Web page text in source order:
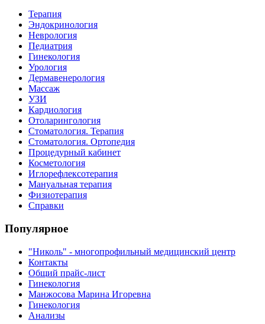
Терапия
Эндокринология
Неврология
Педиатрия
Гинекология
Урология
Дермавенерология
Массаж
УЗИ
Кардиология
Отоларингология
Стоматология. Терапия
Стоматология. Ортопедия
Процедурный кабинет
Косметология
Иглорефлексотерапия
Мануальная терапия
Физиотерапия
Справки
Популярное
"Николь" - многопрофильный медицинский центр
Контакты
Общий прайс-лист
Гинекология
Манжосова Марина Игоревна
Гинекология
Анализы